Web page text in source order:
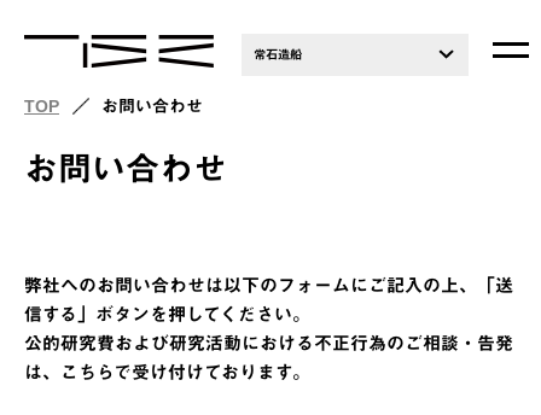
常石造船
TOP お問い合わせ
お問い合わせ
弊社へのお問い合わせは以下のフォームにご記入の上、「送
信する」ボタンを押してください。
公的研究費および研究活動における不正行為のご相談・告発
は、こちらで受け付けております。